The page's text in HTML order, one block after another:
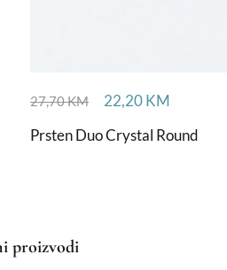
27,70KM 22,20KM
Prsten Duo Crystal Round
proizvodi